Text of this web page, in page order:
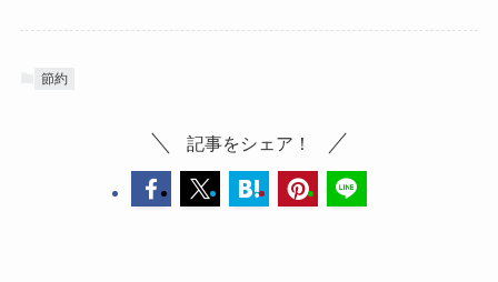
節約
記事をシェア！